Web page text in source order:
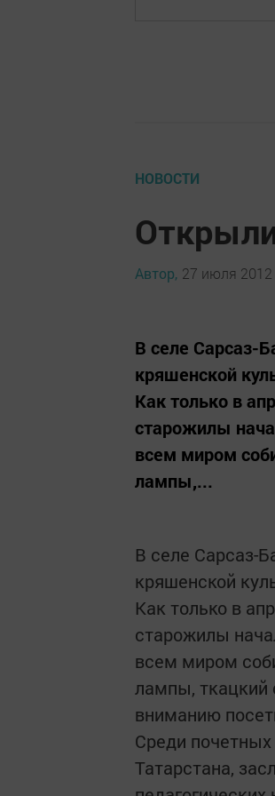
НОВОСТИ
Автор, 27 июля 2012
В селе Сарсаз-
кряшенской
Как только в
старожилы
всем миром
лампы,...
В селе Сарсаз-
кряшенской
Как только в
старожилы
всем миром
лампы, ткацкий
вниманию
Среди
Татарстана,